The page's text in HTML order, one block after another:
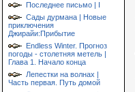
Последнее письмо | I
Сады дурмана | Новые
приключения
Джирайи:Прибытие
Endless Winter. Прогноз
погоды - столетняя метель |
Глава 1. Начало конца
Лепестки на волнах |
Часть первая. Путь домой